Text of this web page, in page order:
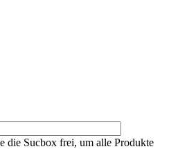
die Sucbox frei, um alle Produkte